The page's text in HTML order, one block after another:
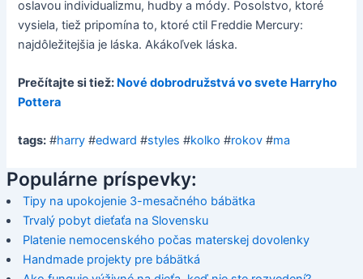
oslavou individualizmu, hudby a módy. Posolstvo, ktoré
vysiela, tiež pripomína to, ktoré ctil Freddie Mercury:
najdôležitejšia je láska. Akákoľvek láska.
Prečítajte si tiež: Nové dobrodružstvá vo svete Harryho
Pottera
tags: #harry #edward #styles #kolko #rokov #ma
Populárne príspevky:
Tipy na upokojenie 3-mesačného bábätka
Trvalý pobyt dieťaťa na Slovensku
Platenie nemocenského počas materskej dovolenky
Handmade projekty pre bábätká